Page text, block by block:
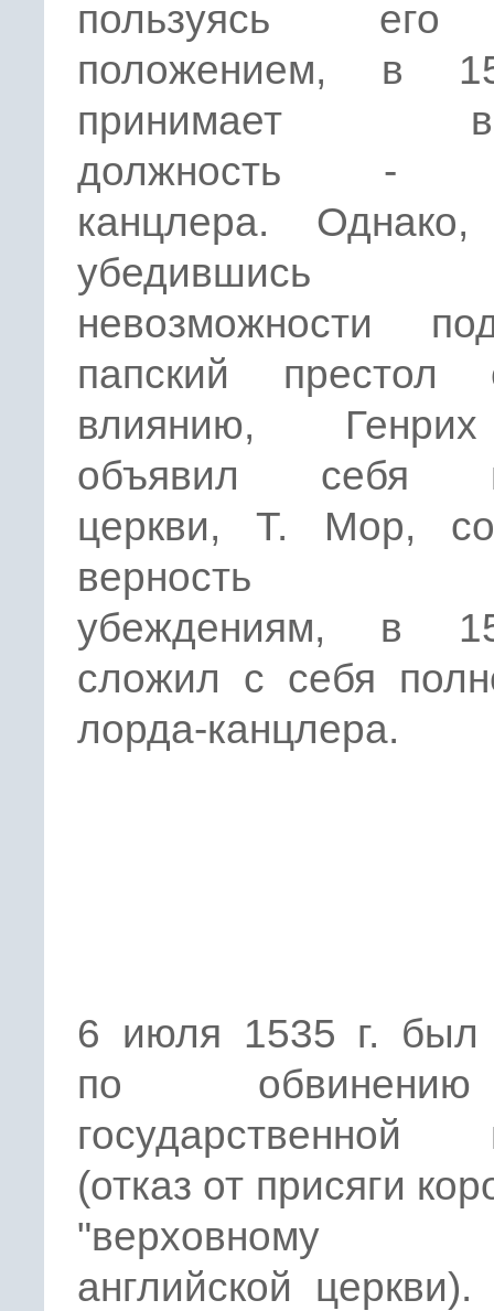
пользуясь
положением, в
принимает
должность -
канцлера. Однако,
невозможности
папский престол
влиянию,
объявил себя
церкви, Т. Мор,
верность
убеждениям, в
сложил с себя
лорда-канцлера.
6 июля 1535 г. был
по
государственной
(отказ от присяги
"верховному
английской церкви).